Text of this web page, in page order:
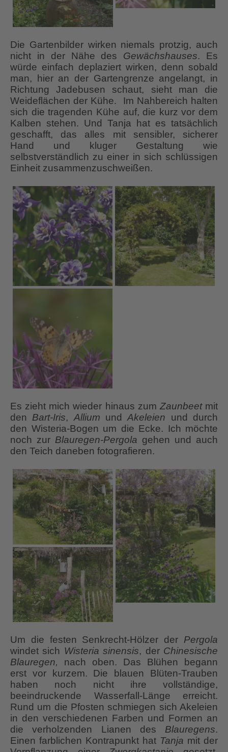
Die Gartenbilder wirken niemals protzig, auch
nicht in der Nähe des Gewächshauses. Es
würde einfach deplaziert wirken, denn sobald
man, hier an der Gartengrenze angelangt, in
Richtung Jadebusen schaut, sieht man die
Weideflächen der Kühe. Im Nahbereich halten
sich die tragenden Kühe auf, die kurz vor dem
Kalben stehen. Und Tanja hat es tatsächlich
geschafft, das alles mit sensibler, sicherer
Hand und kluger Gestaltung wie
selbstverständlich zu einer in sich schlüssigen
Einheit zusammenzuschweißen.
Es zieht mich wieder hinaus zum Zaunbeetmit
denBart-Iris,Allium undAkeleien und durch
den Wisteria-Bogen um die Ecke. Ich möchte
noch zur Blauregen-Pergola gehen und auch
den Teich daneben fotografieren.
Um die festen Senkrecht-Hölzer der Pergola
windet sich Wisteria sinensis, der Chinesische
Blauregen, nach oben. Das Blühen begann
erst vor kurzem. Die blauen Blüten-Trauben
haben noch nicht ihre vollständige,
beeindruckende Wasserfall-Länge erreicht.
Rund um die Pfosten schmiegen sich Akeleien
in den verschiedenen Farben und Formen an
die verholzenden Lianen des Blauregens.
Einen farblichen Kontrapunkt hat Tanja mit der